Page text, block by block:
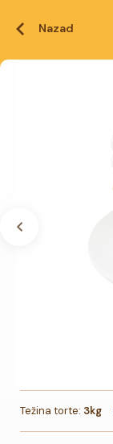
Nazad
Težina torte: 3kg